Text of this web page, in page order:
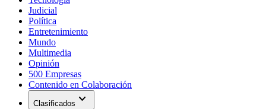
Judicial
Política
Entretenimiento
Mundo
Multimedia
Opinión
500 Empresas
Contenido en Colaboración
Clasificados expand_more